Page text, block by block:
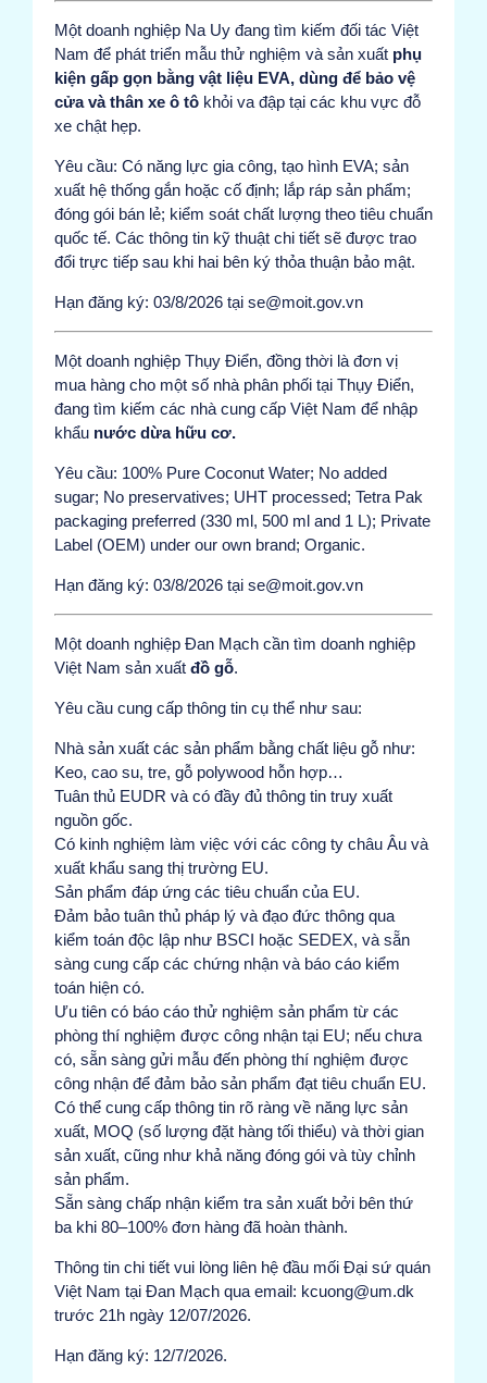
Một doanh nghiệp Na Uy đang tìm kiếm đối tác Việt
Nam để phát triển mẫu thử nghiệm và sản xuất phụ
kiện gấp gọn bằng vật liệu EVA, dùng để bảo vệ
cửa và thân xe ô tô khỏi va đập tại các khu vực đỗ
xe chật hẹp.
Yêu cầu: Có năng lực gia công, tạo hình EVA; sản
xuất hệ thống gắn hoặc cố định; lắp ráp sản phẩm;
đóng gói bán lẻ; kiểm soát chất lượng theo tiêu chuẩn
quốc tế. Các thông tin kỹ thuật chi tiết sẽ được trao
đổi trực tiếp sau khi hai bên ký thỏa thuận bảo mật.
Hạn đăng ký: 03/8/2026 tại se@moit.gov.vn
Một doanh nghiệp Thụy Điển, đồng thời là đơn vị
mua hàng cho một số nhà phân phối tại Thụy Điển,
đang tìm kiếm các nhà cung cấp Việt Nam để nhập
khẩu nước dừa hữu cơ.
Yêu cầu: 100% Pure Coconut Water; No added
sugar; No preservatives; UHT processed; Tetra Pak
packaging preferred (330 ml, 500 ml and 1 L); Private
Label (OEM) under our own brand; Organic.
Hạn đăng ký: 03/8/2026 tại se@moit.gov.vn
Một doanh nghiệp Đan Mạch cần tìm doanh nghiệp
Việt Nam sản xuất đồ gỗ.
Yêu cầu cung cấp thông tin cụ thể như sau:
Nhà sản xuất các sản phẩm bằng chất liệu gỗ như:
Keo, cao su, tre, gỗ polywood hỗn hợp…
Tuân thủ EUDR và có đầy đủ thông tin truy xuất
nguồn gốc.
Có kinh nghiệm làm việc với các công ty châu Âu và
xuất khẩu sang thị trường EU.
Sản phẩm đáp ứng các tiêu chuẩn của EU.
Đảm bảo tuân thủ pháp lý và đạo đức thông qua
kiểm toán độc lập như BSCI hoặc SEDEX, và sẵn
sàng cung cấp các chứng nhận và báo cáo kiểm
toán hiện có.
Ưu tiên có báo cáo thử nghiệm sản phẩm từ các
phòng thí nghiệm được công nhận tại EU; nếu chưa
có, sẵn sàng gửi mẫu đến phòng thí nghiệm được
công nhận để đảm bảo sản phẩm đạt tiêu chuẩn EU.
Có thể cung cấp thông tin rõ ràng về năng lực sản
xuất, MOQ (số lượng đặt hàng tối thiểu) và thời gian
sản xuất, cũng như khả năng đóng gói và tùy chỉnh
sản phẩm.
Sẵn sàng chấp nhận kiểm tra sản xuất bởi bên thứ
ba khi 80–100% đơn hàng đã hoàn thành.
Thông tin chi tiết vui lòng liên hệ đầu mối Đại sứ quán
Việt Nam tại Đan Mạch qua email: kcuong@um.dk
trước 21h ngày 12/07/2026.
Hạn đăng ký: 12/7/2026.